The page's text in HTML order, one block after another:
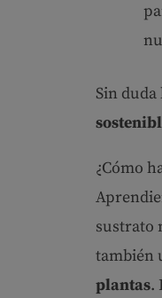
Sin duda
¿Cómo
sustrato
también
plantas.